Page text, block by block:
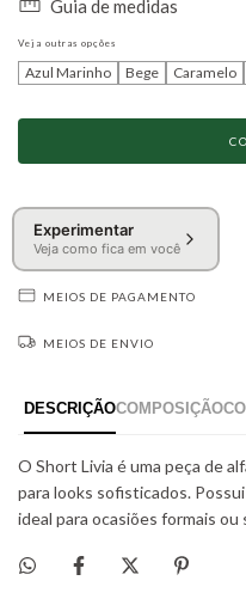
Guia de medidas
Veja outras opções
Azul Marinho Bege Caramelo
Experimentar
Veja como fica em você
MEIOS DE PAGAMENTO
MEIOS DE ENVIO